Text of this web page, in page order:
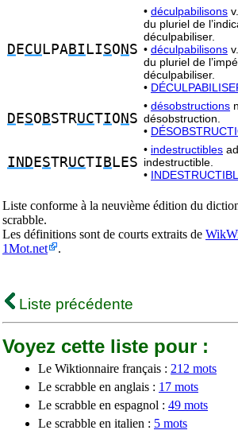
D ECU LPABI LISO N S
• déculpabilisons
du pluriel de
déculpabiliser.
• déculpabilisons
du pluriel de
déculpabiliser.
•
D ESO BSTRUCTIO N S
• désobstructions
désobstruction.
•
IND ESTRUCTI B LES
• indestructibles
indestructible.
•
Liste conforme à la neuvième édition du
scrabble.
Les définitions sont de courts extraits de
1Mot.net
.
Liste précédente
Voyez cette liste pour :
Le Wiktionnaire français : 212 mots
Le scrabble en anglais : 17 mots
Le scrabble en espagnol : 49 mots
Le scrabble en italien : 5 mots